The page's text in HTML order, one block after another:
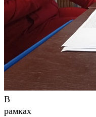
В
рамках